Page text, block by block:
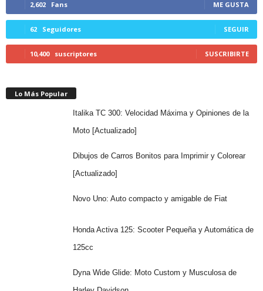
2,602 Fans ME GUSTA
62 Seguidores SEGUIR
10,400 suscriptores SUSCRIBIRTE
Lo Más Popular
Italika TC 300: Velocidad Máxima y Opiniones de la
Moto [Actualizado]
Dibujos de Carros Bonitos para Imprimir y Colorear
[Actualizado]
Novo Uno: Auto compacto y amigable de Fiat
Honda Activa 125: Scooter Pequeña y Automática de
125cc
Dyna Wide Glide: Moto Custom y Musculosa de